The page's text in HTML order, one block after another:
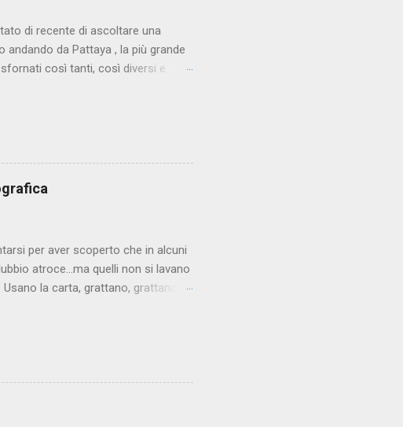
di recente di ascoltare una
da Pattaya , la più grande
così tanti, così diversi e
dalla stanza del suo albergo alla
potrebbe pensare. Non si tratta di
dalla città e sbrigare la faccenda.
per aver scoperto che in alcuni
atroce...ma quelli non si lavano
la carta, grattano, grattano, e
carta del rosso del sangue. La
ci si lavi il sedere prima di alzarsi
dobbiamo necessariamente